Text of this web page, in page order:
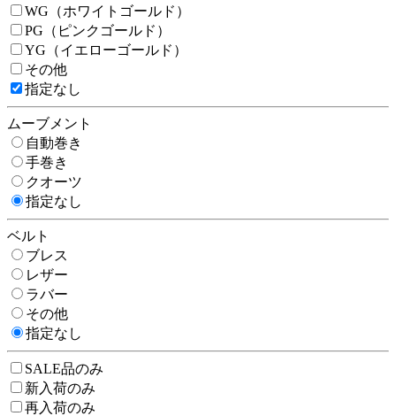
WG（ホワイトゴールド）
PG（ピンクゴールド）
YG（イエローゴールド）
その他
指定なし
ムーブメント
自動巻き
手巻き
クオーツ
指定なし
ベルト
ブレス
レザー
ラバー
その他
指定なし
SALE品のみ
新入荷のみ
再入荷のみ